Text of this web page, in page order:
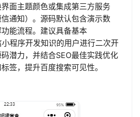
面主题颜色或集成第三方服务
信通知）。源码默认包含演示数
能流程。建议具备基本
程序开发知识的用户进行二次开
潜力，并结合SEO最佳实践优化
签，提升百度搜索可见性。